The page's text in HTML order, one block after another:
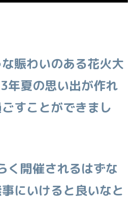
賑わいのある花火大
年夏の思い出が作れ
すことができまし
く開催されるはずな
にいけると良いなと